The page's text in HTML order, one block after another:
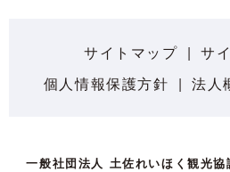
サイトマップ
サ
個人情報保護方針
法人
一般社団法人 土佐れいほく観光